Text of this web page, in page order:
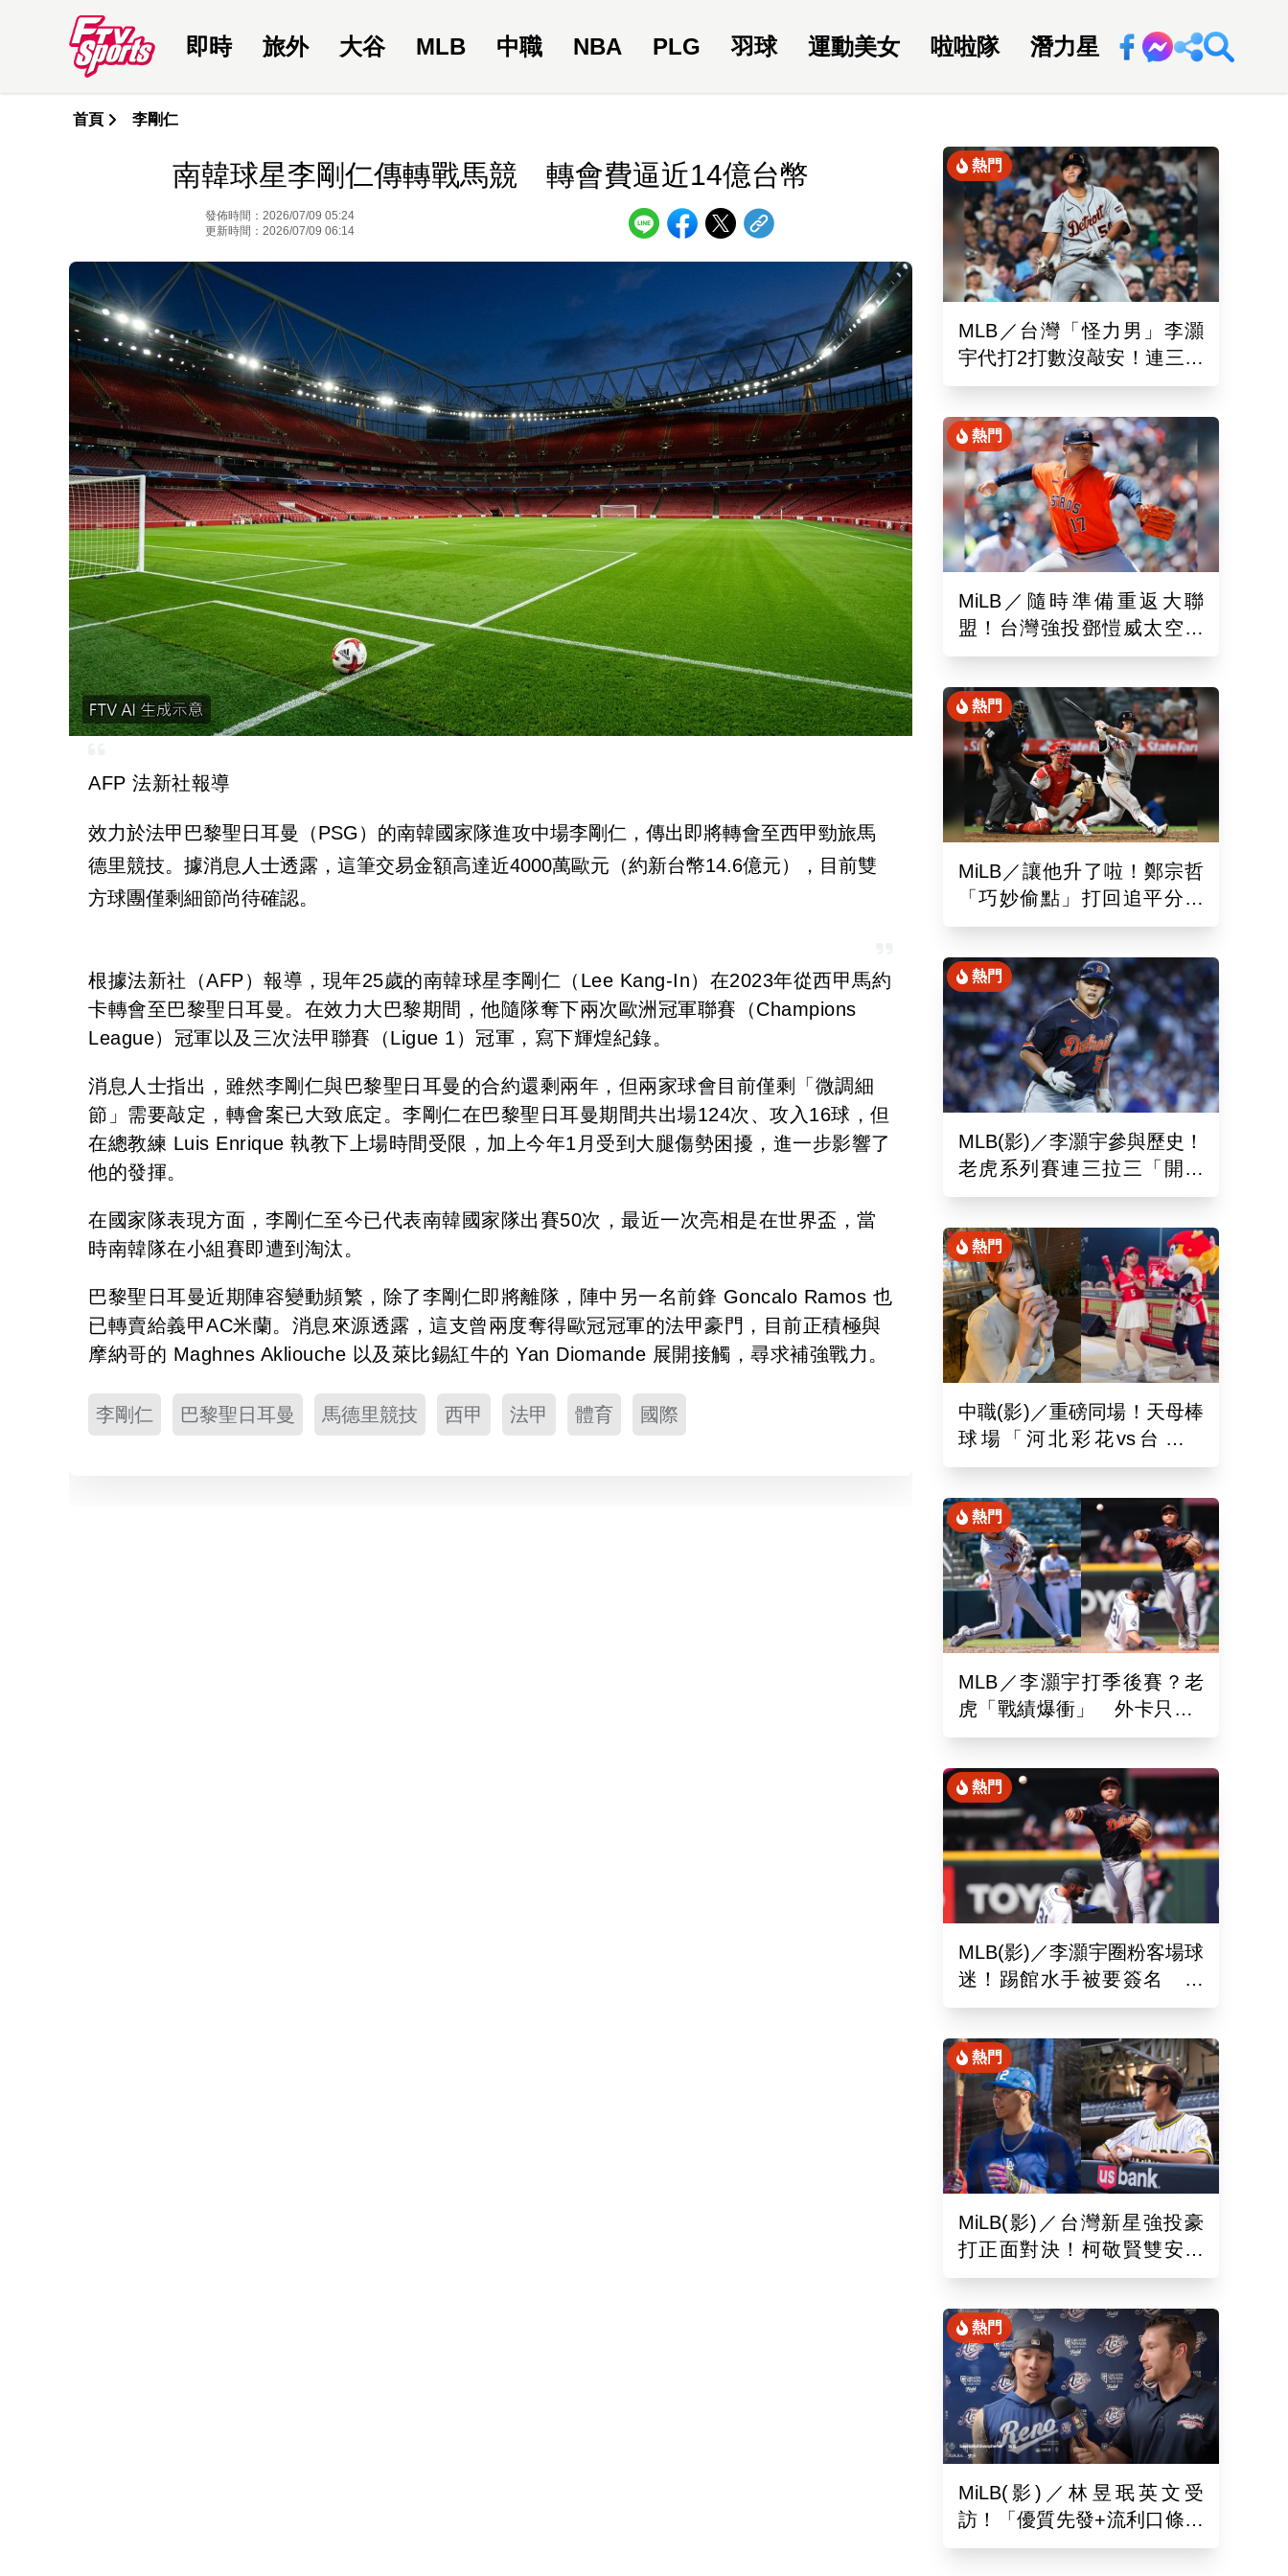
即時 旅外 大谷 MLB 中職 NBA PLG 羽球 運動美女 啦啦隊 潛力星 回新聞網
首頁 李剛仁
南韓球星李剛仁傳轉戰馬競 轉會費逼近14億台幣
發佈時間：2026/07/09 05:24
更新時間：2026/07/09 06:14
AFP 法新社報導
效力於法甲巴黎聖日耳曼（PSG）的南韓國家隊進攻中場李剛仁，傳出即將轉會至西甲勁旅馬
德里競技。據消息人士透露，這筆交易金額高達近4000萬歐元（約新台幣14.6億元），目前雙
方球團僅剩細節尚待確認。
根據法新社（AFP）報導，現年25歲的南韓球星李剛仁（Lee Kang-In）在2023年從西甲馬約
卡轉會至巴黎聖日耳曼。在效力大巴黎期間，他隨隊奪下兩次歐洲冠軍聯賽（Champions
League）冠軍以及三次法甲聯賽（Ligue 1）冠軍，寫下輝煌紀錄。
消息人士指出，雖然李剛仁與巴黎聖日耳曼的合約還剩兩年，但兩家球會目前僅剩「微調細
節」需要敲定，轉會案已大致底定。李剛仁在巴黎聖日耳曼期間共出場124次、攻入16球，但
在總教練 Luis Enrique 執教下上場時間受限，加上今年1月受到大腿傷勢困擾，進一步影響了
他的發揮。
在國家隊表現方面，李剛仁至今已代表南韓國家隊出賽50次，最近一次亮相是在世界盃，當
時南韓隊在小組賽即遭到淘汰。
巴黎聖日耳曼近期陣容變動頻繁，除了李剛仁即將離隊，陣中另一名前鋒 Goncalo Ramos 也
已轉賣給義甲AC米蘭。消息來源透露，這支曾兩度奪得歐冠冠軍的法甲豪門，目前正積極與
摩納哥的 Maghnes Akliouche 以及萊比錫紅牛的 Yan Diomande 展開接觸，尋求補強戰力。
李剛仁 巴黎聖日耳曼 馬德里競技 西甲 法甲 體育 國際
熱門
MLB／台灣「怪力男」李灝
宇代打2打數沒敲安！連三場
坐板凳 老虎11:0完封水手
熱門
MiLB／隨時準備重返大聯
盟！台灣強投鄧愷威太空人
3A登板後援1.2局飆3K
熱門
MiLB／讓他升了啦！鄭宗哲
「巧妙偷點」打回追平分助
隊以10比4大勝
熱門
MLB(影)／李灝宇參與歷史！
老虎系列賽連三拉三「開對
手魯閣」追平130年偉業
熱門
中職(影)／重磅同場！天母棒
球場「河北彩花vs台北彩
華」網挺：30年前彩華不輸
熱門
MLB／李灝宇打季後賽？老
虎「戰績爆衝」 外卡只差1
場、客場6系列賽連勝
熱門
MLB(影)／李灝宇圈粉客場球
迷！踢館水手被要簽名 當
地狂粉：終於見到你了
熱門
MiLB(影)／台灣新星強投豪
打正面對決！柯敬賢雙安狙
擊蘇嵐鴻
熱門
MiLB(影)／林昱珉英文受
訪！「優質先發+流利口條」
被讚爆 網：有Ray的感覺